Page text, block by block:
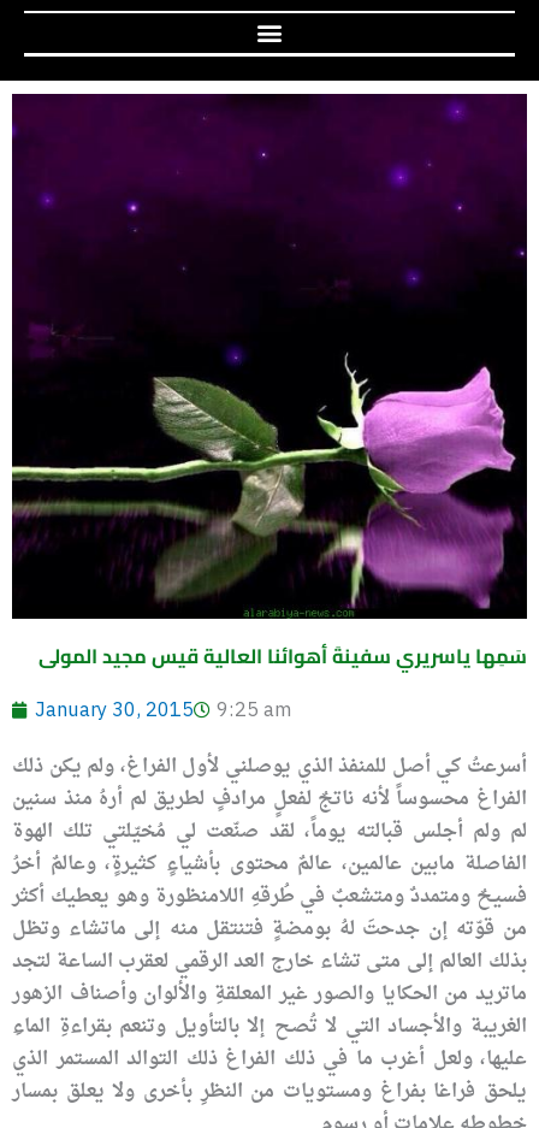
سَمِها ياسريري سفينةَ أهوائنا العالية قيس مجيد المولى
January 30, 2015 9:25 am
أسرعتُ كي أصل للمنفذ الذي يوصلني لأول الفراغ، ولم يكن ذلك
الفراغ محسوساً لأنه ناتجٌ لفعلٍ مرادفٍ لطريق لم أرهُ منذ سنين
لم ولم أجلس قبالته يوماً، لقد صنّعت لي مُخيّلتي تلك الهوة
الفاصلة مابين عالمين، عالمٌ محتوى بأشياءٍ كثيرةٍ، وعالمٌ أخرُ
فسيحٌ ومتمددٌ ومتشعبٌ في طُرقهِ اللامنظورة وهو يعطيك أكثر
من قوّته إن جدحتَ لهُ بومضةٍ فتنتقل منه إلى ماتشاء وتظل
بذلك العالم إلى متى تشاء خارج العد الرقمي لعقرب الساعة لتجد
ماتريد من الحكايا والصور غير المعلقةِ والألوان وأصناف الزهور
الغريبة والأجساد التي لا تُصح إلا بالتأويل وتنعم بقراءةِ الماءِ
عليها، ولعل أغرب ما في ذلك الفراغ ذلك التوالد المستمر الذي
يلحق فراغا بفراغ ومستويات من النظرِ بأخرى ولا يعلق بمسار